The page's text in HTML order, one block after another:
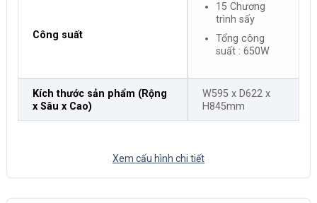
Công suất
15 Chương
trình sấy
Tổng công
suất : 650W
Kích thước sản phẩm (Rộng
x Sâu x Cao)
W595 x D622 x
H845mm
Xem cấu hình chi tiết